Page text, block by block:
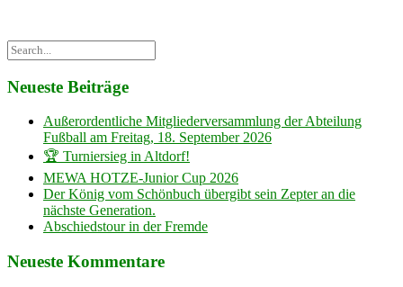
Neueste Beiträge
Außerordentliche Mitgliederversammlung der Abteilung
Fußball am Freitag, 18. September 2026
🏆 Turniersieg in Altdorf!
MEWA HOTZE-Junior Cup 2026
Der König vom Schönbuch übergibt sein Zepter an die
nächste Generation.
Abschiedstour in der Fremde
Neueste Kommentare